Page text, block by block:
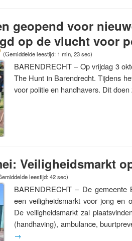
geopend voor
op de vlucht voor
(Gemiddelde leestijd: 1 min, 23 sec)
BARENDRECHT – Op vrijdag 3
The Hunt in Barendrecht. Tijdens
voor politie en handhavers. Dit
Veiligheidsmarkt
leestijd: 42 sec)
BARENDRECHT – De gemeente
een veiligheidsmarkt voor jong en
De veiligheidsmarkt zal
(handhaving), ambulance,
→